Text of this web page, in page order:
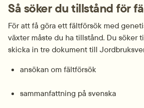
Så söker du tillstånd för
För att få göra ett fältförsök med
växter måste du ha tillstånd. Du söker
skicka in tre dokument till
ansökan om fältförsök
sammanfattning på svenska